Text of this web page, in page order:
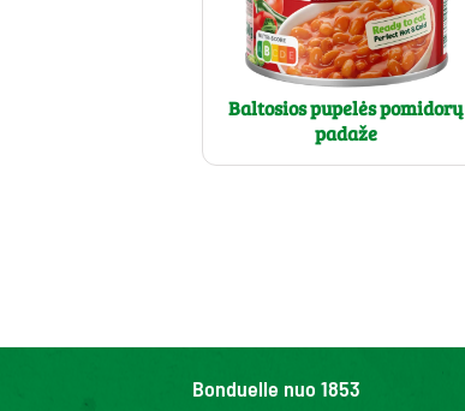
Baltosios pupelės pomidorų
padaže
Bonduelle nuo 1853